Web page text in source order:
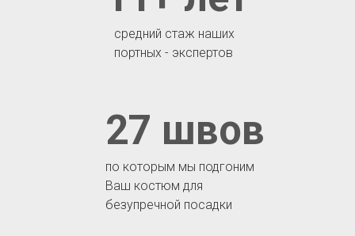
по которым мы подгоним
Ваш костюм для
безупречной посадки
27 швов
средний стаж наших
портных - экспертов